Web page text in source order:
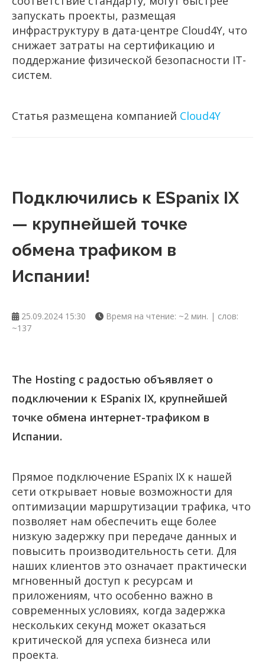
запускать проекты, размещая
инфраструктуру в дата-центре Cloud4Y, что
снижает затраты на сертификацию и
поддержание физической безопасности IT-
систем.
Статья размещена компанией Cloud4Y
Подключились к ESpanix IX
— крупнейшей точке
обмена трафиком в
Испании!
25.09.2024 15:30
Время на чтение: ~2 мин. | слов:
~137
The Hosting с радостью объявляет о
подключении к ESpanix IX, крупнейшей
точке обмена интернет-трафиком в
Испании.
Прямое подключение ESpanix IX к нашей
сети открывает новые возможности для
оптимизации маршрутизации трафика, что
позволяет нам обеспечить еще более
низкую задержку при передаче данных и
повысить производительность сети. Для
наших клиентов это означает практически
мгновенный доступ к ресурсам и
приложениям, что особенно важно в
современных условиях, когда задержка
нескольких секунд может оказаться
критической для успеха бизнеса или
проекта.